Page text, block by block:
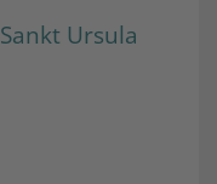
Ursula